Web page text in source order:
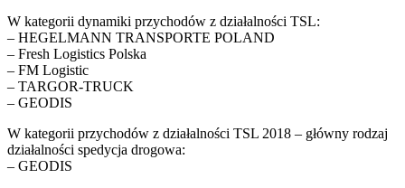
W kategorii dynamiki przychodów z działalności TSL:
– HEGELMANN TRANSPORTE POLAND
– Fresh Logistics Polska
– FM Logistic
– TARGOR-TRUCK
– GEODIS
W kategorii przychodów z działalności TSL 2018 – główny rodzaj
działalności spedycja drogowa:
– GEODIS